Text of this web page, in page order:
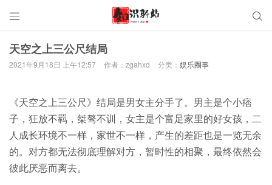
 
天空之上三公尺结局
2021年9月18日 上午12:57 作者：zgahxd 分类： 娱乐圈事
《天空之上三公尺》结局是男女主分手了。男主是个小痞
子，狂放不羁，桀骜不训，女主是个富足家里的好女孩，二
人成长环境不一样，家世不一样，产生的差距也是一览无余
的。对方都无法彻底理解对方，暂时性的相聚，最终依然会
彼此厌恶而离去。